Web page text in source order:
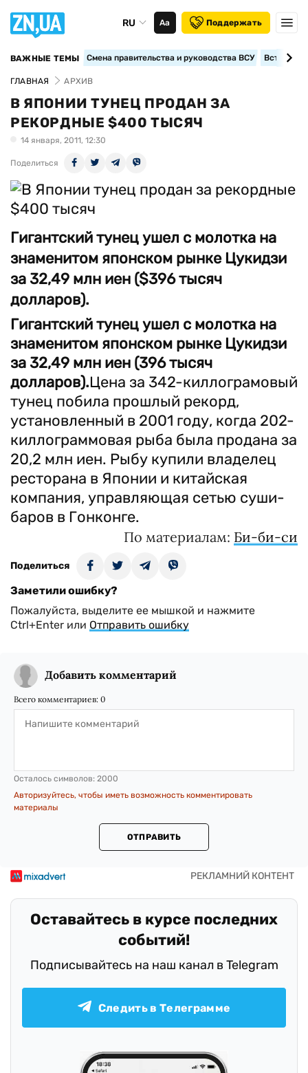
RU Аа Поддержать
ВАЖНЫЕ ТЕМЫ Смена правительства и руководства ВСУ
ГЛАВНАЯ АРХИВ
В ЯПОНИИ ТУНЕЦ ПРОДАН ЗА
РЕКОРДНЫЕ $400 ТЫСЯЧ
14 января, 2011, 12:30
Поделиться
Гигантский тунец ушел с молотка на
знаменитом японском рынке Цукидзи
за 32,49 млн иен ($396 тысяч
долларов).
Гигантский тунец ушел с молотка на
знаменитом японском рынке Цукидзи
за 32,49 млн иен (396 тысяч
долларов).Цена за 342-киллограмовый
тунец побила прошлый рекорд,
установленный в 2001 году, когда 202-
киллограммовая рыба была продана за
20,2 млн иен. Рыбу купили владелец
ресторана в Японии и китайская
компания, управляющая сетью суши-
баров в Гонконге.
По материалам: Би-би-си
Поделиться
Заметили ошибку?
Пожалуйста, выделите ее мышкой и нажмите
Ctrl+Enter или Отправить ошибку
Добавить комментарий
Всего комментариев: 0
Осталось символов: 2000
Авторизуйтесь, чтобы иметь возможность комментировать
материалы
ОТПРАВИТЬ
Оставайтесь в курсе последних
событий!
Подписывайтесь на наш канал в Telegram
Следить в Телеграмме